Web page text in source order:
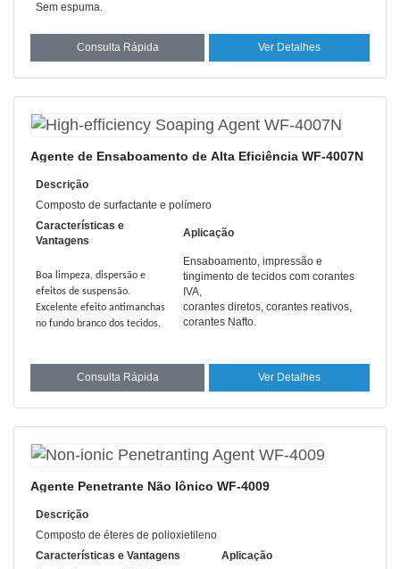
Sem espuma.
Consulta Rápida Ver Detalhes
Agente de Ensaboamento de Alta Eficiência WF-4007N
Descrição
Composto de surfactante e polímero
Características e
Vantagens
Aplicação
Boa limpeza, dispersão e
efeitos de suspensão.
Excelente efeito antimanchas
no fundo branco dos tecidos.
Ensaboamento, impressão e
tingimento de tecidos com corantes
IVA,
corantes diretos, corantes reativos,
corantes Nafto.
Consulta Rápida Ver Detalhes
Agente Penetrante Não Iônico WF-4009
Descrição
Composto de éteres de polioxietileno
Características e Vantagens
Aplicação